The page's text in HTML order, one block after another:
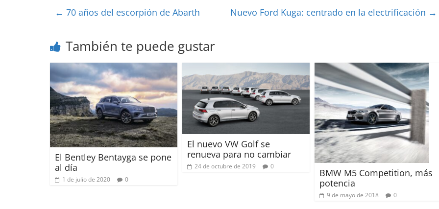
← 70 años del escorpión de Abarth Nuevo Ford Kuga: centrado en la electrificación →
También te puede gustar
El Bentley Bentayga se pone
al día
1 de julio de 2020 0
El nuevo VW Golf se
renueva para no cambiar
24 de octubre de 2019 0
BMW M5 Competition, más
potencia
9 de mayo de 2018 0